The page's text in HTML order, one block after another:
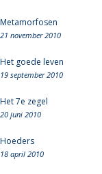
Metamorfosen
21 november 2010
Het goede leven
19 september 2010
Het 7e zegel
20 juni 2010
Hoeders
18 april 2010